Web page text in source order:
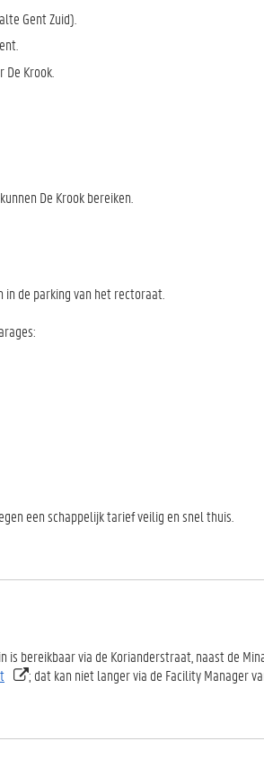
Gent Zuid).
Krook.
De Krook bereiken.
in de parking van het rectoraat.
een schappelijk tarief veilig en snel thuis.
bereikbaar via de Korianderstraat, naast de
; dat kan niet langer via de Facility Manager